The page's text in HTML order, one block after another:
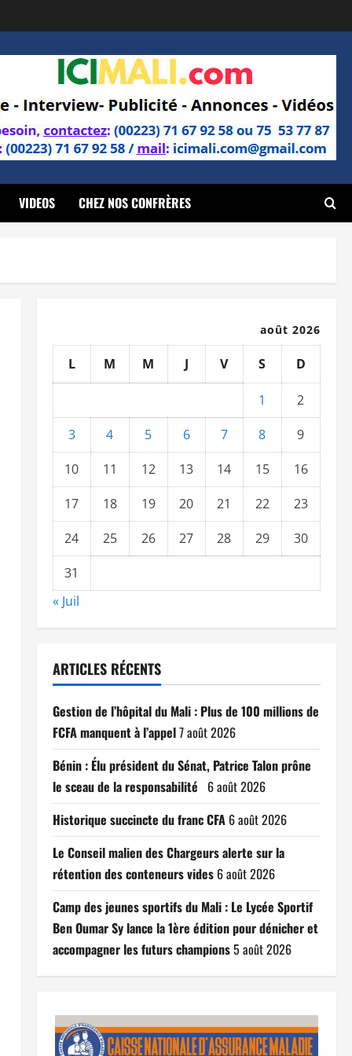
VIDEOS CHEZ NOS CONFRÈRES
août 2026
L M M J V S D
1
2
3
4 5 6 7 8
9
10
11 12 13 14 15
16
17
18 19 20 21 22
23
24
25 26 27 28 29
30
31
« Juil
ARTICLES RÉCENTS
Gestion de l’hôpital du Mali : Plus de 100 millions de
FCFA manquent à l’appel7 août 2026
Bénin : Élu président du Sénat, Patrice Talon prône
le sceau de la responsabilité 6 août 2026
Historique succincte du franc CFA 6 août 2026
Le Conseil malien des Chargeurs alerte sur la
rétention des conteneurs vides 6 août 2026
Camp des jeunes sportifs du Mali : Le Lycée Sportif
Ben Oumar Sy lance la 1ère édition pour dénicher et
accompagner les futurs champions5 août 2026